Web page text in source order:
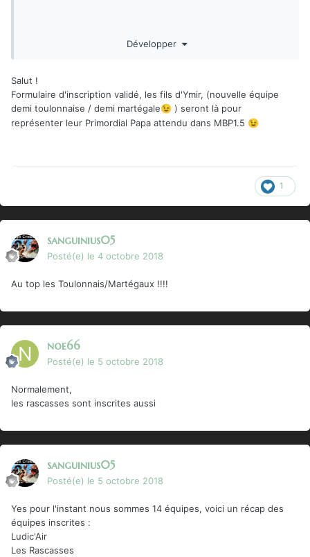
Développer
Salut !
Formulaire d'inscription validé, les fils d'Ymir, (nouvelle équipe
demi toulonnaise / demi martégale😉 ) seront là pour
représenter leur Primordial Papa attendu dans MBP1.5 😉
1
sanguinius05
Posté(e) le 4 octobre 2018
Au top les Toulonnais/Martégaux !!!!
noe66
Posté(e) le 5 octobre 2018
Normalement,
les rascasses sont inscrites aussi
sanguinius05
Posté(e) le 5 octobre 2018
Yes pour l'instant nous sommes 14 équipes, voici un récap des
équipes inscrites :
Ludic'Air
Les Rascasses